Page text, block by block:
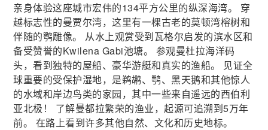
亲身体验这座城市宏伟的134平方公里的纵深海湾。 穿
越标志性的曼贾尔湾，这里有一棵古老的莫顿湾榕树和
伴随的鹗雕像。 从水上观赏受到瓦格尔启发的滨水区和
备受赞誉的Kwilena Gabi池塘。 参观曼杜拉海洋码
头，看到独特的屋船、豪华游艇和真实的渔船。 见证全
球重要的受保护湿地，是鹈鹕、鹗、黑天鹅和其他惊人
的水域和岸边鸟类的家园，其中一些来自遥远的西伯利
亚北极！ 了解曼都拉繁荣的渔业，起源可追溯到5万年
前。 在路上看到许多其他自然、文化和历史地标。